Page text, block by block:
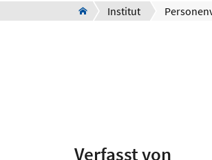
Institut
Verfasst von